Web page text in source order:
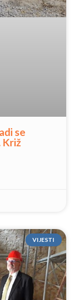
se
Križ
VIJESTI